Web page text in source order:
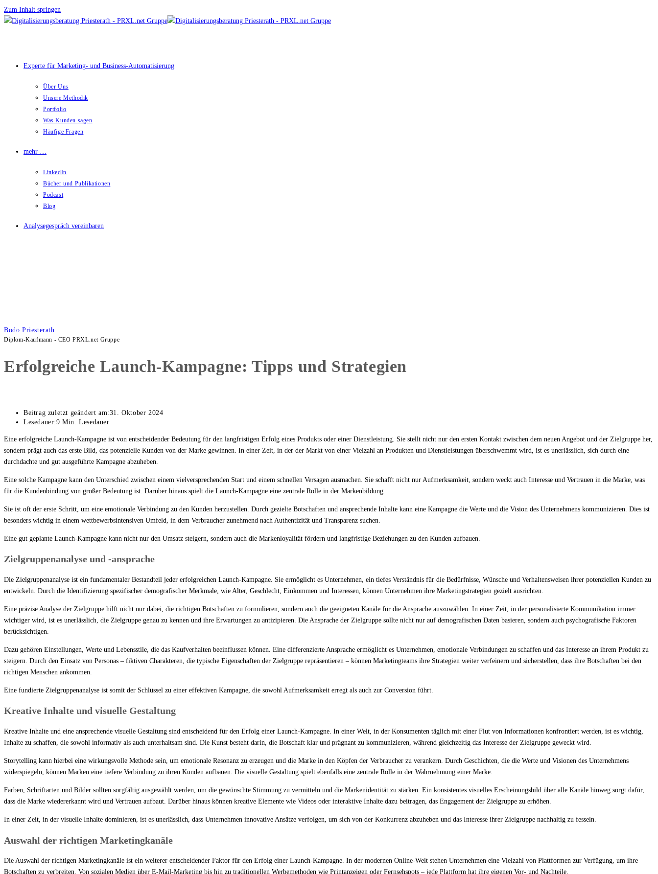
Zum Inhalt springen
Experte für Marketing- und Business-Automatisierung
Über Uns
Unsere Methodik
Portfolio
Was Kunden sagen
Häufige Fragen
mehr …
LinkedIn
Bücher und Publikationen
Podcast
Blog
Analysegespräch vereinbaren
Bodo Priesterath
Diplom-Kaufmann - CEO PRXL.net Gruppe
Erfolgreiche Launch-Kampagne: Tipps und Strategien
Beitrag zuletzt geändert am:31. Oktober 2024
Lesedauer:9 Min. Lesedauer
Eine erfolgreiche Launch-Kampagne ist von entscheidender Bedeutung für den langfristigen Erfolg eines Produkts oder einer Dienstleistung. Sie stellt nicht nur den ersten Kontakt zwischen dem neuen Angebot und der Zielgruppe her,
sondern prägt auch das erste Bild, das potenzielle Kunden von der Marke gewinnen. In einer Zeit, in der der Markt von einer Vielzahl an Produkten und Dienstleistungen überschwemmt wird, ist es unerlässlich, sich durch eine
durchdachte und gut ausgeführte Kampagne abzuheben.
Eine solche Kampagne kann den Unterschied zwischen einem vielversprechenden Start und einem schnellen Versagen ausmachen. Sie schafft nicht nur Aufmerksamkeit, sondern weckt auch Interesse und Vertrauen in die Marke, was
für die Kundenbindung von großer Bedeutung ist. Darüber hinaus spielt die Launch-Kampagne eine zentrale Rolle in der Markenbildung.
Sie ist oft der erste Schritt, um eine emotionale Verbindung zu den Kunden herzustellen. Durch gezielte Botschaften und ansprechende Inhalte kann eine Kampagne die Werte und die Vision des Unternehmens kommunizieren. Dies ist
besonders wichtig in einem wettbewerbsintensiven Umfeld, in dem Verbraucher zunehmend nach Authentizität und Transparenz suchen.
Eine gut geplante Launch-Kampagne kann nicht nur den Umsatz steigern, sondern auch die Markenloyalität fördern und langfristige Beziehungen zu den Kunden aufbauen.
Zielgruppenanalyse und -ansprache
Die Zielgruppenanalyse ist ein fundamentaler Bestandteil jeder erfolgreichen Launch-Kampagne. Sie ermöglicht es Unternehmen, ein tiefes Verständnis für die Bedürfnisse, Wünsche und Verhaltensweisen ihrer potenziellen Kunden zu
entwickeln. Durch die Identifizierung spezifischer demografischer Merkmale, wie Alter, Geschlecht, Einkommen und Interessen, können Unternehmen ihre Marketingstrategien gezielt ausrichten.
Eine präzise Analyse der Zielgruppe hilft nicht nur dabei, die richtigen Botschaften zu formulieren, sondern auch die geeigneten Kanäle für die Ansprache auszuwählen. In einer Zeit, in der personalisierte Kommunikation immer
wichtiger wird, ist es unerlässlich, die Zielgruppe genau zu kennen und ihre Erwartungen zu antizipieren. Die Ansprache der Zielgruppe sollte nicht nur auf demografischen Daten basieren, sondern auch psychografische Faktoren
berücksichtigen.
Dazu gehören Einstellungen, Werte und Lebensstile, die das Kaufverhalten beeinflussen können. Eine differenzierte Ansprache ermöglicht es Unternehmen, emotionale Verbindungen zu schaffen und das Interesse an ihrem Produkt zu
steigern. Durch den Einsatz von Personas – fiktiven Charakteren, die typische Eigenschaften der Zielgruppe repräsentieren – können Marketingteams ihre Strategien weiter verfeinern und sicherstellen, dass ihre Botschaften bei den
richtigen Menschen ankommen.
Eine fundierte Zielgruppenanalyse ist somit der Schlüssel zu einer effektiven Kampagne, die sowohl Aufmerksamkeit erregt als auch zur Conversion führt.
Kreative Inhalte und visuelle Gestaltung
Kreative Inhalte und eine ansprechende visuelle Gestaltung sind entscheidend für den Erfolg einer Launch-Kampagne. In einer Welt, in der Konsumenten täglich mit einer Flut von Informationen konfrontiert werden, ist es wichtig,
Inhalte zu schaffen, die sowohl informativ als auch unterhaltsam sind. Die Kunst besteht darin, die Botschaft klar und prägnant zu kommunizieren, während gleichzeitig das Interesse der Zielgruppe geweckt wird.
Storytelling kann hierbei eine wirkungsvolle Methode sein, um emotionale Resonanz zu erzeugen und die Marke in den Köpfen der Verbraucher zu verankern. Durch Geschichten, die die Werte und Visionen des Unternehmens
widerspiegeln, können Marken eine tiefere Verbindung zu ihren Kunden aufbauen. Die visuelle Gestaltung spielt ebenfalls eine zentrale Rolle in der Wahrnehmung einer Marke.
Farben, Schriftarten und Bilder sollten sorgfältig ausgewählt werden, um die gewünschte Stimmung zu vermitteln und die Markenidentität zu stärken. Ein konsistentes visuelles Erscheinungsbild über alle Kanäle hinweg sorgt dafür,
dass die Marke wiedererkannt wird und Vertrauen aufbaut. Darüber hinaus können kreative Elemente wie Videos oder interaktive Inhalte dazu beitragen, das Engagement der Zielgruppe zu erhöhen.
In einer Zeit, in der visuelle Inhalte dominieren, ist es unerlässlich, dass Unternehmen innovative Ansätze verfolgen, um sich von der Konkurrenz abzuheben und das Interesse ihrer Zielgruppe nachhaltig zu fesseln.
Auswahl der richtigen Marketingkanäle
Die Auswahl der richtigen Marketingkanäle ist ein weiterer entscheidender Faktor für den Erfolg einer Launch-Kampagne. In der modernen Online-Welt stehen Unternehmen eine Vielzahl von Plattformen zur Verfügung, um ihre
Botschaften zu verbreiten. Von sozialen Medien über E-Mail-Marketing bis hin zu traditionellen Werbemethoden wie Printanzeigen oder Fernsehspots – jede Plattform hat ihre eigenen Vor- und Nachteile.